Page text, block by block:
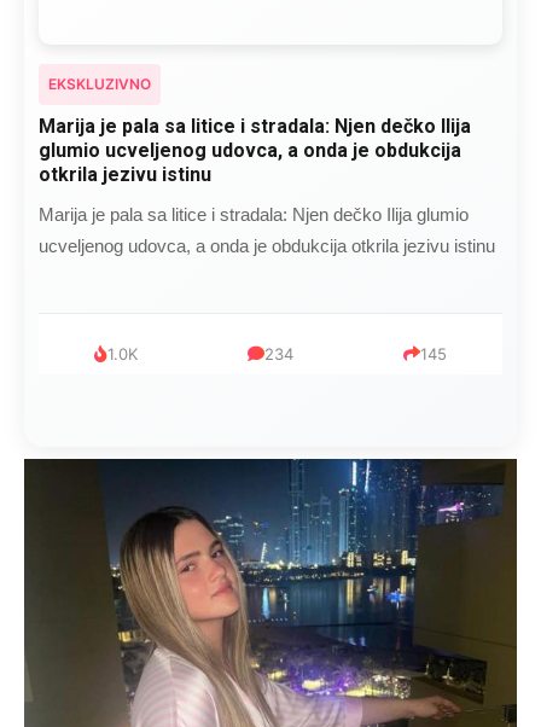
EKSKLUZIVNO
Marija je pala sa litice i stradala: Njen dečko Ilija
glumio ucveljenog udovca, a onda je obdukcija
otkrila jezivu istinu
Marija je pala sa litice i stradala: Njen dečko Ilija glumio
ucveljenog udovca, a onda je obdukcija otkrila jezivu istinu
1.0K 234 145